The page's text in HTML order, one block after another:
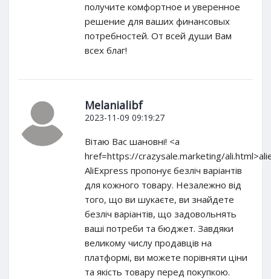
получите комфортное и уверенное
решение для ваших финансовых
потребностей. От всей души Вам
всех благ!
Melanialibf
2023-11-09 09:19:27
Вітаю Вас шановні! <a
href=https://crazysale.marketing/
AliExpress пропонує безліч варіантів
для кожного товару. Незалежно від
того, що ви шукаєте, ви знайдете
безліч варіантів, що задовольнять
ваші потреби та бюджет. Завдяки
великому числу продавців на
платформі, ви можете порівняти ціни
та якість товару перед покупкою.